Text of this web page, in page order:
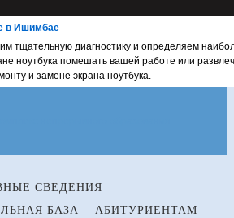
в Ишимбае
тщательную диагностику и определяем
ноутбука помешать вашей работе или
и замене экрана ноутбука.
СВЕДЕНИЯ
БАЗА
АБИТУРИЕНТАМ